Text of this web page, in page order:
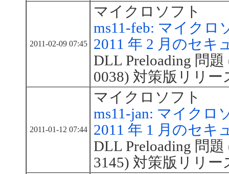
2011-02-09 07:45
マイクロソフト
ms11-feb: マイクロ
2011 年 2 月のセキ
DLL Preloading 問
0038) 対策版リリー
2011-01-12 07:44
マイクロソフト
ms11-jan: マイクロ
2011 年 1 月のセキ
DLL Preloading 問
3145) 対策版リリー